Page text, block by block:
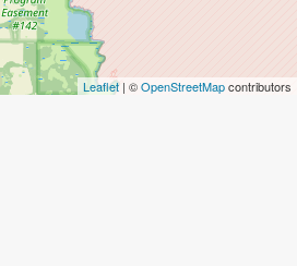
Leaflet| ©OpenStreetMapcontributors